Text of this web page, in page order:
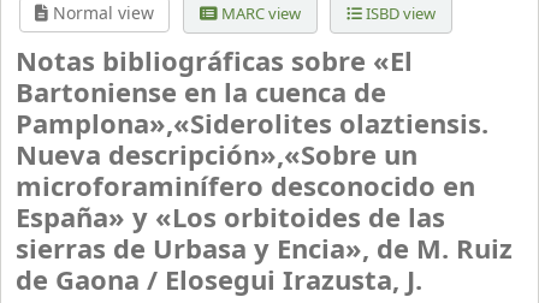
Normal view MARC view ISBD view
Notas bibliográficas sobre «El
Bartoniense en la cuenca de
Pamplona»,«Siderolites olaztiensis.
Nueva descripción»,«Sobre un
microforaminífero desconocido en
España» y «Los orbitoides de las
sierras de Urbasa y Encia», de M. Ruiz
de Gaona / Elosegui Irazusta, J.